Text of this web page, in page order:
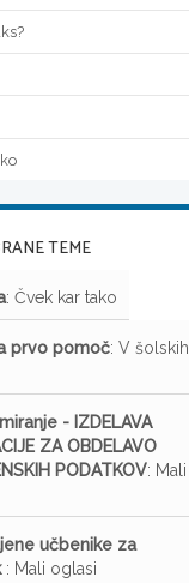
TEME
: Čvek kar tako
prvo pomoč: V šolskih
- IZDELAVA
ZA OBDELAVO
PODATKOV: Mali
učbenike za
: Mali oglasi